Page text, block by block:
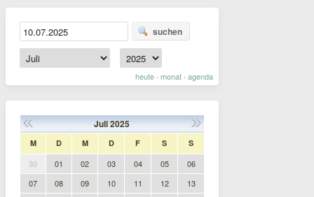
suchen
heute · monat · agenda
Juli2025
M D M D F S S
30 01 02 03 04 05
06
07
08 09 10 11 12 13